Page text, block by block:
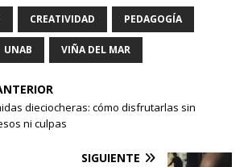
CREATIVIDAD PEDAGOGÍA
UNAB VIÑA DEL MAR
dieciocheras: cómo disfrutarlas sin
ni culpas
SIGUIENTE